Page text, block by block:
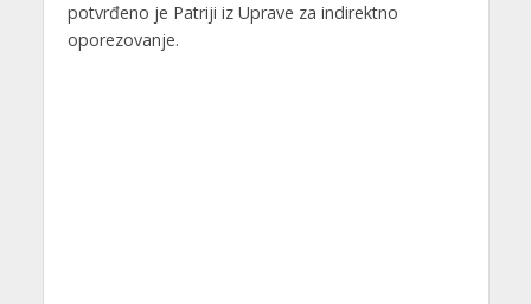
potvrđeno je Patriji iz Uprave za indirektno
oporezovanje.